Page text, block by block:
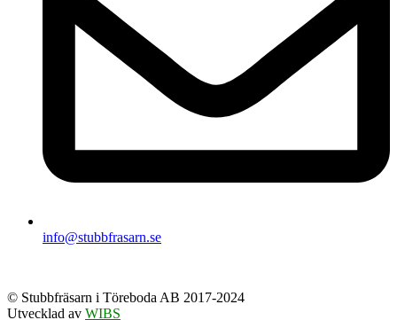
info@stubbfrasarn.se
© Stubbfräsarn i Töreboda AB 2017-2024
Utvecklad av WIBS